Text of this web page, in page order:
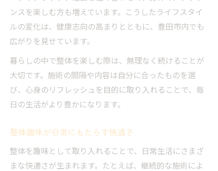
ンスを楽しむ方も増えています。こうしたライフスタイ
ルの変化は、健康志向の高まりとともに、豊田市内でも
広がりを見せています。
暮らしの中で整体を楽しむ際は、無理なく続けることが
大切です。施術の間隔や内容は自分に合ったものを選
び、心身のリフレッシュを目的に取り入れることで、毎
日の生活がより豊かになります。
整体趣味が日常にもたらす快適さ
整体を趣味として取り入れることで、日常生活にさまざ
まな快適さが生まれます。たとえば、継続的な施術によ